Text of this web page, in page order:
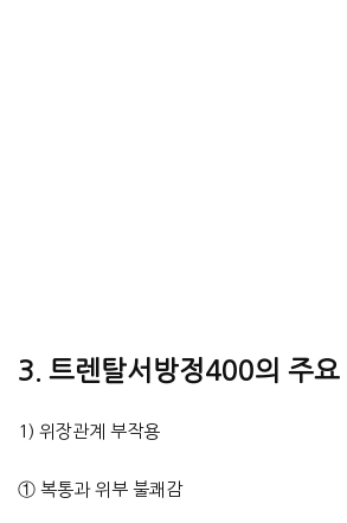
3. 트렌탈서방정400의 주요
1) 위장관계 부작용
① 복통과 위부 불쾌감